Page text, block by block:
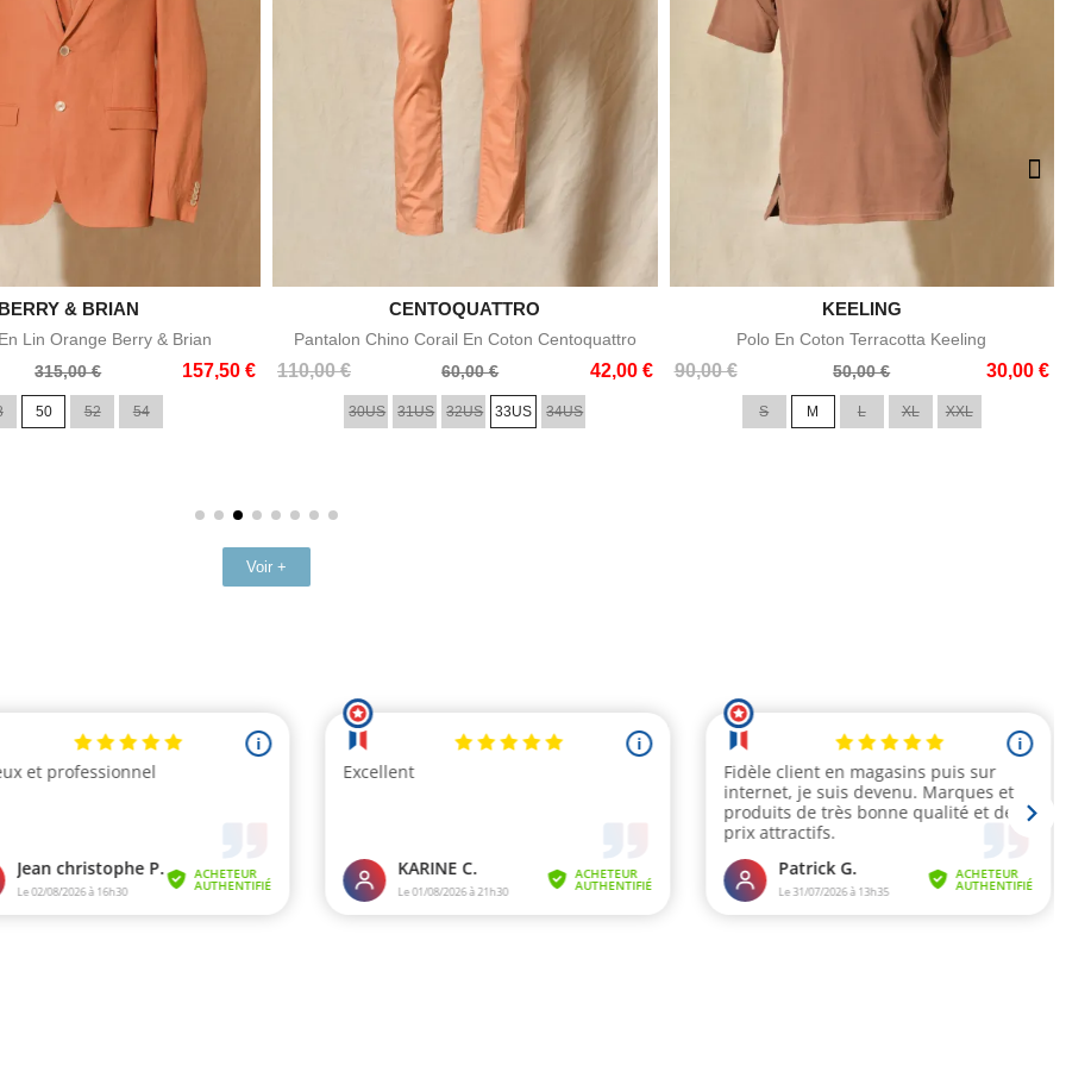
Aperçu rapide
BERRY & BRIAN
Lin Orange Berry & Brian
315,00 € 157,50 €
50 52 54
Aperçu rapide
CENTOQUATTRO
Pantalon Chino Corail En Coton Centoquattro
110,00 €
Prix
60,00 € 42,00 €
Prix
30US 31US 32US 33US 34US
Aperçu rapide
KEELING
Polo En Coton Terracotta Keeling
90,00 €
Prix
50,00 € 30,00 €
Prix
S M L XL XXL
Voir +